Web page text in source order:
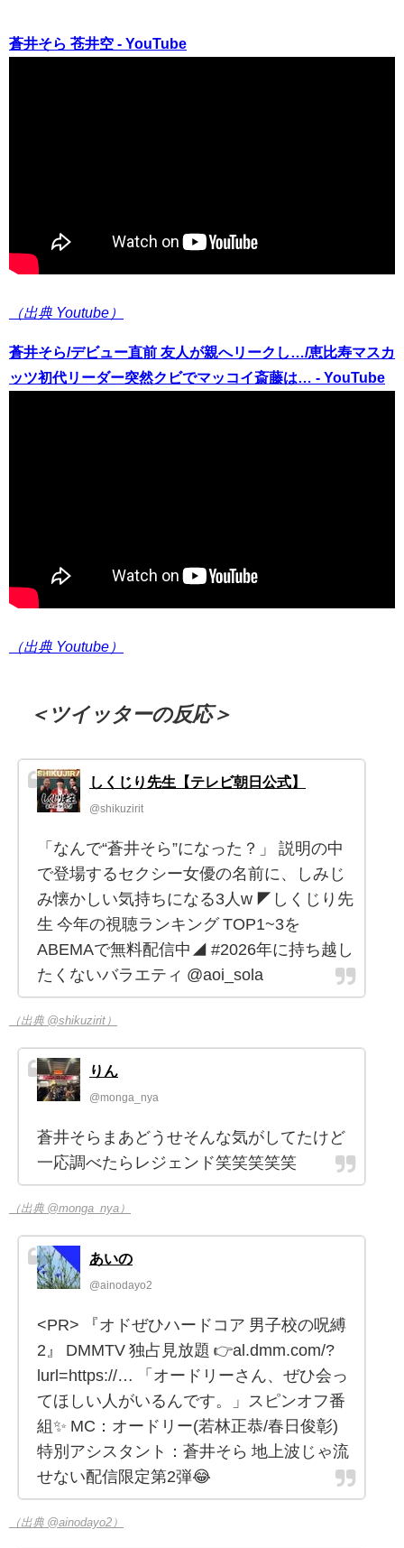
蒼井そら 苍井空 - YouTube
（出典 Youtube）
蒼井そら/デビュー直前 友人が親へリークし…/恵比寿マスカ
ッツ初代リーダー突然クビでマッコイ斎藤は… - YouTube
（出典 Youtube）
＜ツイッターの反応＞
しくじり先生【テレビ朝日公式】
@shikuzirit
「なんで“蒼井そら”になった？」 説明の中
で登場するセクシー女優の名前に、しみじ
み懐かしい気持ちになる3人w ◤しくじり先
生 今年の視聴ランキング TOP1~3を
ABEMAで無料配信中◢ #2026年に持ち越し
たくないバラエティ @aoi_sola
（出典 @shikuzirit）
りん
@monga_nya
蒼井そらまあどうせそんな気がしてたけど
一応調べたらレジェンド笑笑笑笑笑
（出典 @monga_nya）
あいの
@ainodayo2
<PR> 『オドぜひハードコア 男子校の呪縛
2』 DMMTV 独占見放題 👉️al.dmm.com/?
lurl=https://… 「オードリーさん、ぜひ会っ
てほしい人がいるんです。」スピンオフ番
組✨ MC：オードリー(若林正恭/春日俊彰)
特別アシスタント：蒼井そら 地上波じゃ流
せない配信限定第2弾😂
（出典 @ainodayo2）